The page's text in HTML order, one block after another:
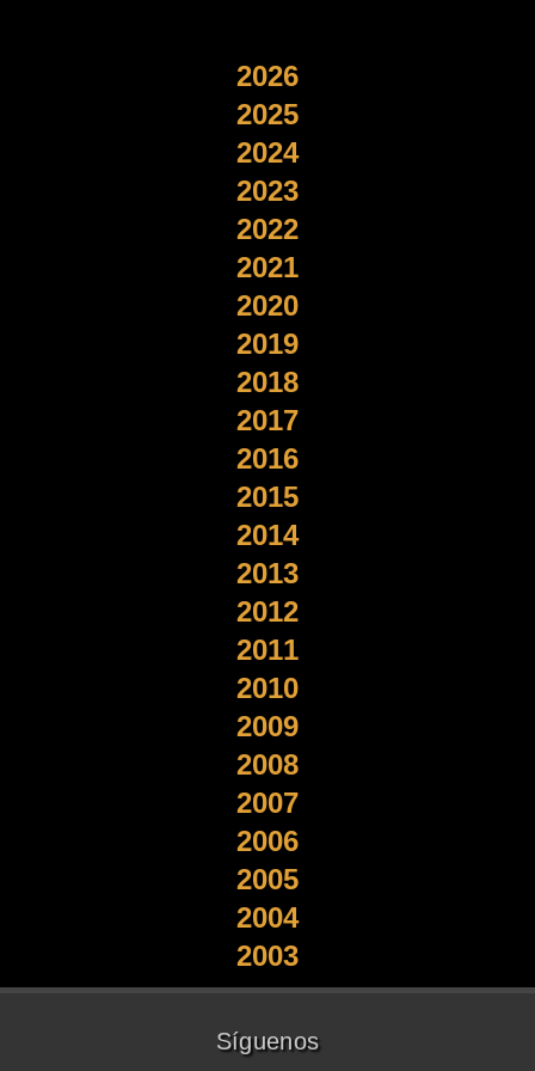
2026
2025
2024
2023
2022
2021
2020
2019
2018
2017
2016
2015
2014
2013
2012
2011
2010
2009
2008
2007
2006
2005
2004
2003
Síguenos